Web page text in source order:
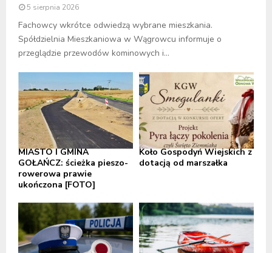
5 sierpnia 2026
Fachowcy wkrótce odwiedzą wybrane mieszkania.
Spółdzielnia Mieszkaniowa w Wągrowcu informuje o
przeglądzie przewodów kominowych i...
MIASTO I GMINA
GOŁAŃCZ: ścieżka pieszo-
rowerowa prawie
ukończona [FOTO]
Koło Gospodyń Wiejskich z
dotacją od marszałka